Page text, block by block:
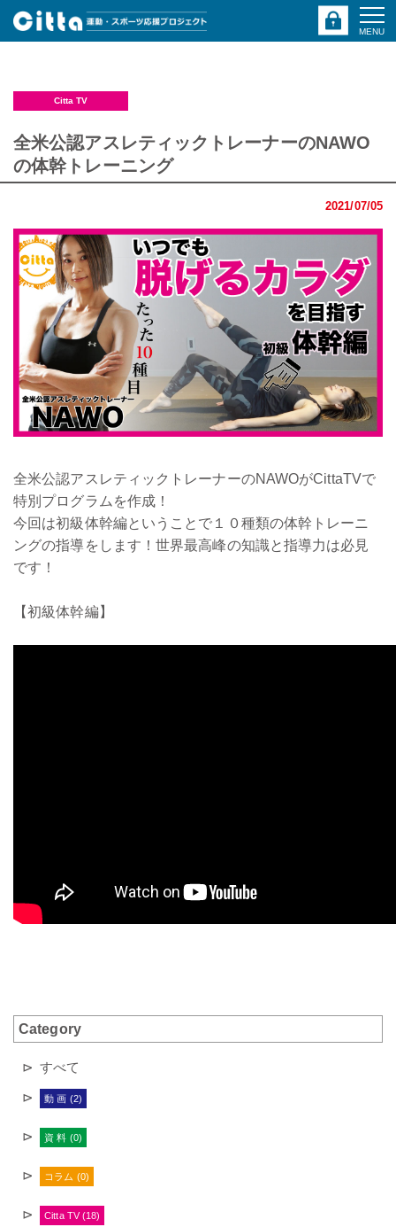
MENU
Citta TV
全米公認アスレティックトレーナーのNAWO
の体幹トレーニング
2021/07/05
全米公認アスレティックトレーナーのNAWOがCittaTVで
特別プログラムを作成！
今回は初級体幹編ということで１０種類の体幹トレーニ
ングの指導をします！世界最高峰の知識と指導力は必見
です！
【初級体幹編】
Category
すべて
動 画 (2)
資 料 (0)
コラム (0)
Citta TV (18)